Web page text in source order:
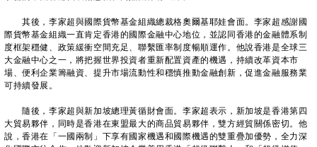
其後，李家超與國際貨幣基金組織總裁格奧爾基耶娃會面。李家超感謝國
際貨幣基金組織一直肯定香港的國際金融中心地位，並認同香港的金融體系制
度框架穩健、政策緩衝空間充足、聯繫匯率制度暢順運作。他說香港是全球三
大金融中心之一，將把握世界投資者重新配置資產的機遇，持續改革資本市
場、便利企業籌融資、提升市場流動性和穩慎推動金融創新，促進金融服務業
可持續發展。
隨後，李家超與新加坡總理黃循財會面。李家超表示，新加坡是香港第四
大貿易夥伴，同時是香港在東盟最大的商品貿易夥伴，雙方經貿關係密切。他
說，香港在「一國兩制」下享有國家機遇和國際機遇的雙重疊加優勢，全力深